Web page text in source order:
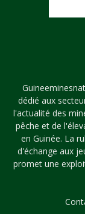
dédié aux
l'actualité des
pêche et de
en Guinée. La
d'échange aux
promet une